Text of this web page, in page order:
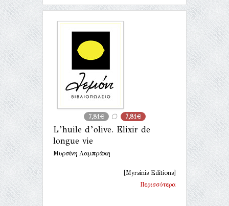
7,81€ 7,81€
L’huile d’olive. Elixir de
longue vie
Μυρσίνη Λαμπράκη
[Myrsinis Editions]
Περισσότερα